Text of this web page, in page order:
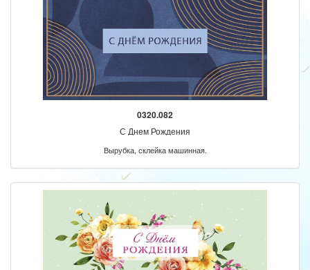
0320.082
С Днем Рождения
Вырубка, склейка машинная.